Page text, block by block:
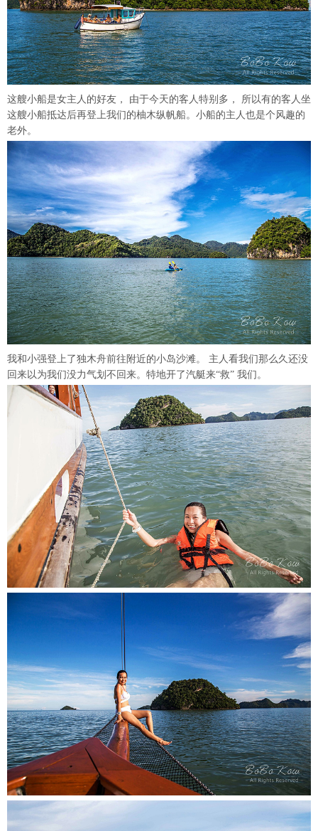
这艘小船是女主人的好友， 由于今天的客人特别多， 所以有的客人坐
这艘小船抵达后再登上我们的柚木纵帆船。小船的主人也是个风趣的
老外。
我和小强登上了独木舟前往附近的小岛沙滩。 主人看我们那么久还没
回来以为我们没力气划不回来。特地开了汽艇来“救” 我们。